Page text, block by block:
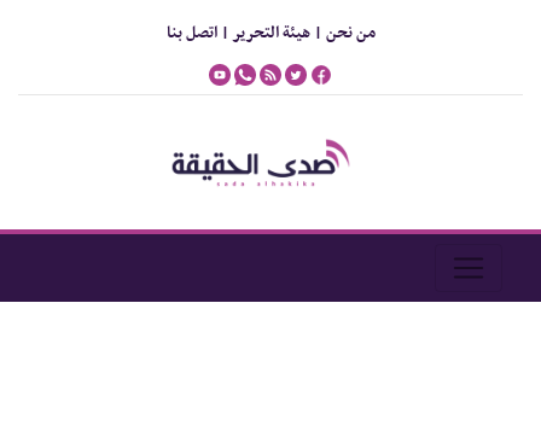
من نحن |هيئة التحرير |اتصل بنا